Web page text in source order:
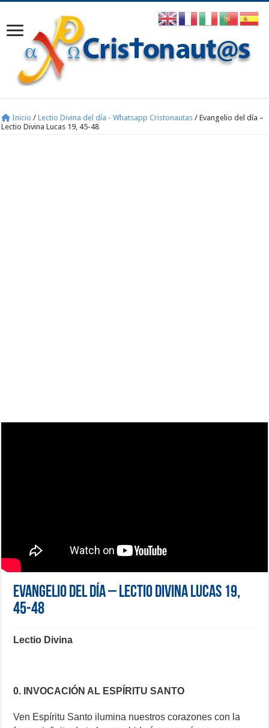
Inicio / Lectio Divina del día - Whatsapp Cristonautas / Evangelio del día –
Lectio Divina Lucas 19, 45-48
Evangelio del día – Lectio Divina Lucas 19,
45-48
Lectio Divina
0. INVOCACIÓN AL ESPÍRITU SANTO
Ven Espíritu Santo ilumina nuestros corazones con la